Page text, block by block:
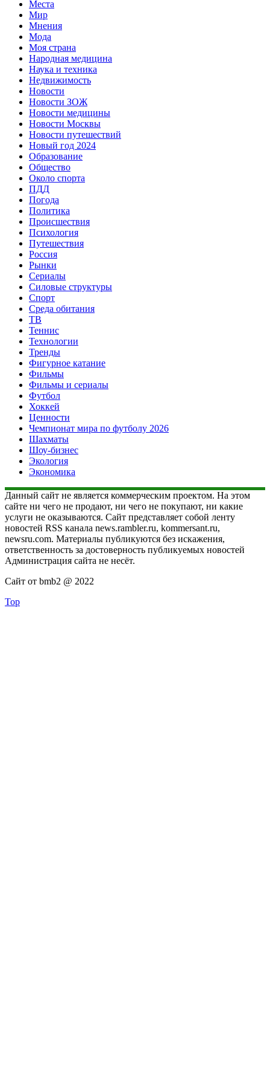
Места
Мир
Мнения
Мода
Моя страна
Народная медицина
Наука и техника
Недвижимость
Новости
Новости ЗОЖ
Новости медицины
Новости Москвы
Новости путешествий
Новый год 2024
Образование
Общество
Около спорта
ПДД
Погода
Политика
Происшествия
Психология
Путешествия
Россия
Рынки
Сериалы
Силовые структуры
Спорт
Среда обитания
ТВ
Теннис
Технологии
Тренды
Фигурное катание
Фильмы
Фильмы и сериалы
Футбол
Хоккей
Ценности
Чемпионат мира по футболу 2026
Шахматы
Шоу-бизнес
Экология
Экономика
Данный сайт не является коммерческим проектом. На этом
сайте ни чего не продают, ни чего не покупают, ни какие
услуги не оказываются. Сайт представляет собой ленту
новостей RSS канала news.rambler.ru, kommersant.ru,
newsru.com. Материалы публикуются без искажения,
ответственность за достоверность публикуемых новостей
Администрация сайта не несёт.
Сайт от bmb2 @ 2022
Top